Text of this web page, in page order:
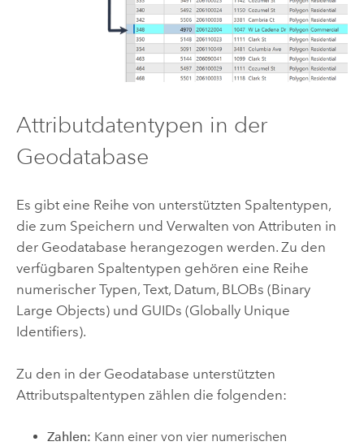
Attributdatentypen in der
Geodatabase
Es gibt eine Reihe von unterstützten Spaltentypen,
die zum Speichern und Verwalten von Attributen in
der Geodatabase herangezogen werden. Zu den
verfügbaren Spaltentypen gehören eine Reihe
numerischer Typen, Text, Datum, BLOBs (Binary
Large Objects) und GUIDs (Globally Unique
Identifiers).
Zu den in der Geodatabase unterstützten
Attributspaltentypen zählen die folgenden:
Zahlen: Kann einer von vier numerischen